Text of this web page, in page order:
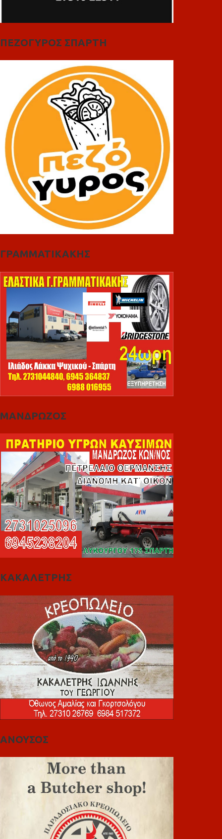
ΠΕΖΟΓΥΡΟΣ ΣΠΑΡΤΗ
ΓΡΑΜΜΑΤΙΚΑΚΗΣ
ΜΑΝΔΡΩΖΟΣ
ΚΑΚΑΛΕΤΡΗΣ
ΑΝΟΥΣΟΣ